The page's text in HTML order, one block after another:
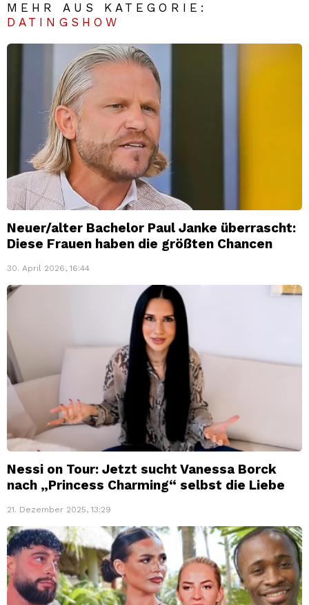
MEHR AUS KATEGORIE:
DATINGSHOW
Neuer/alter Bachelor Paul Janke überrascht:
Diese Frauen haben die größten Chancen
30. April 2026, 16:44
Nessi on Tour: Jetzt sucht Vanessa Borck
nach „Princess Charming“ selbst die Liebe
21. Dezember 2025, 13:29